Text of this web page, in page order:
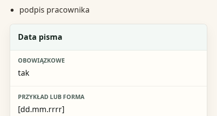
podpis pracownika
Pole
Obowiązkowe
Data pisma
tak
[dd.mm.rrrr]